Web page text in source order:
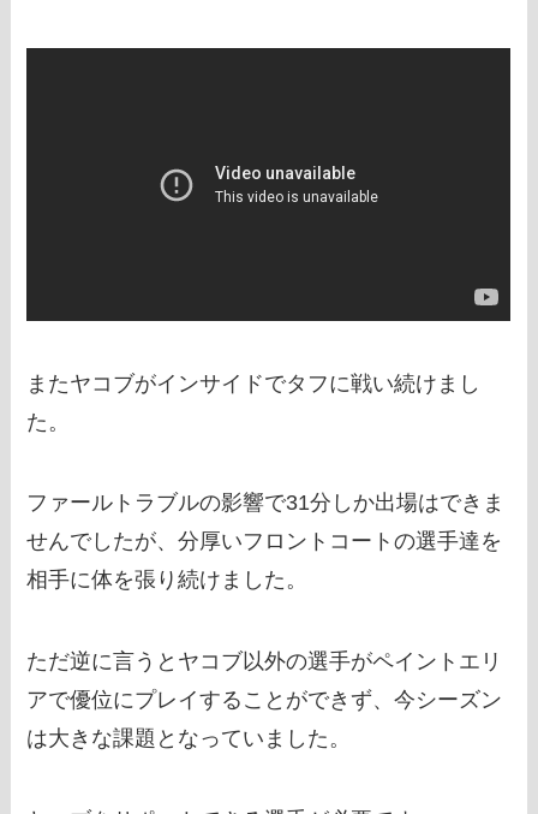
またヤコブがインサイドでタフに戦い続けまし
た。
ファールトラブルの影響で31分しか出場はできま
せんでしたが、分厚いフロントコートの選手達を
相手に体を張り続けました。
ただ逆に言うとヤコブ以外の選手がペイントエリ
アで優位にプレイすることができず、今シーズン
は大きな課題となっていました。